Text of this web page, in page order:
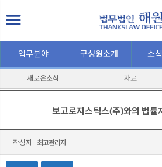
업무분야 구성원소개 소
새로운소식 자료
보고로지스틱스(주)와의 법률
작성자 최고관리자